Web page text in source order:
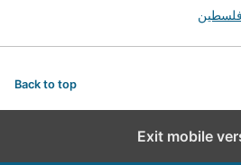
فلسطين
Back to top
Exit mobile